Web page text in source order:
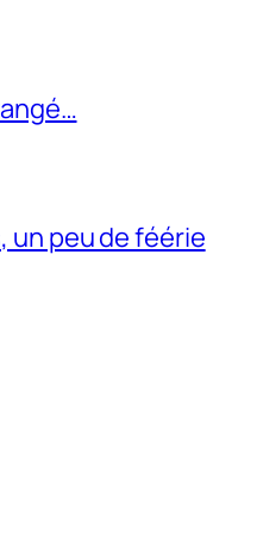
un peu de féérie